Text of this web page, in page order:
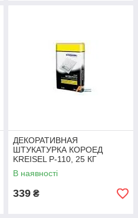
ДЕКОРАТИВНАЯ
ШТУКАТУРКА КОРОЕД
KREISEL P-110, 25 КГ
В наявності
339 ₴